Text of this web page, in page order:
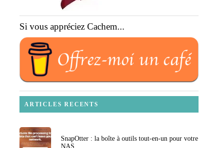
Si vous appréciez Cachem...
ARTICLES RECENTS
SnapOtter : la boîte à outils tout-en-un pour votre
NAS